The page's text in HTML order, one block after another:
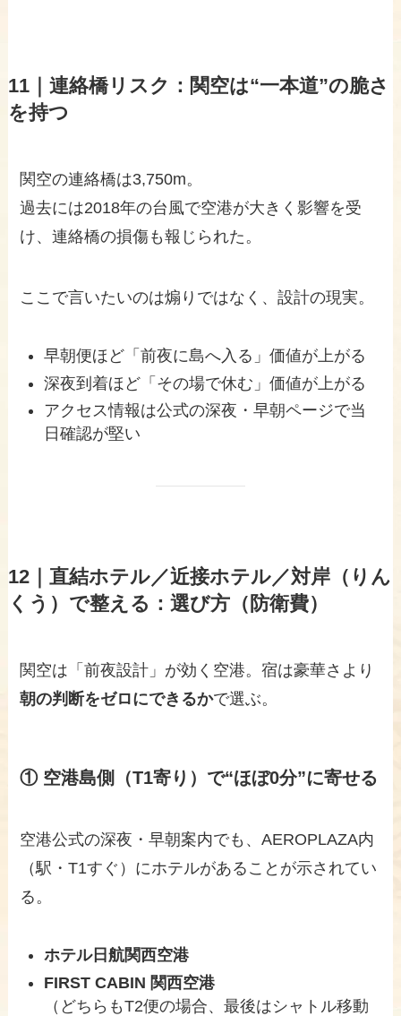
11｜連絡橋リスク：関空は“一本道”の脆さ
を持つ
関空の連絡橋は3,750m。
過去には2018年の台風で空港が大きく影響を受
け、連絡橋の損傷も報じられた。
ここで言いたいのは煽りではなく、設計の現実。
早朝便ほど「前夜に島へ入る」価値が上がる
深夜到着ほど「その場で休む」価値が上がる
アクセス情報は公式の深夜・早朝ページで当
日確認が堅い
12｜直結ホテル／近接ホテル／対岸（りん
くう）で整える：選び方（防衛費）
関空は「前夜設計」が効く空港。宿は豪華さより
朝の判断をゼロにできるかで選ぶ。
① 空港島側（T1寄り）で“ほぼ0分”に寄せる
空港公式の深夜・早朝案内でも、AEROPLAZA内
（駅・T1すぐ）にホテルがあることが示されてい
る。
ホテル日航関西空港
FIRST CABIN 関西空港
（どちらもT2便の場合、最後はシャトル移動